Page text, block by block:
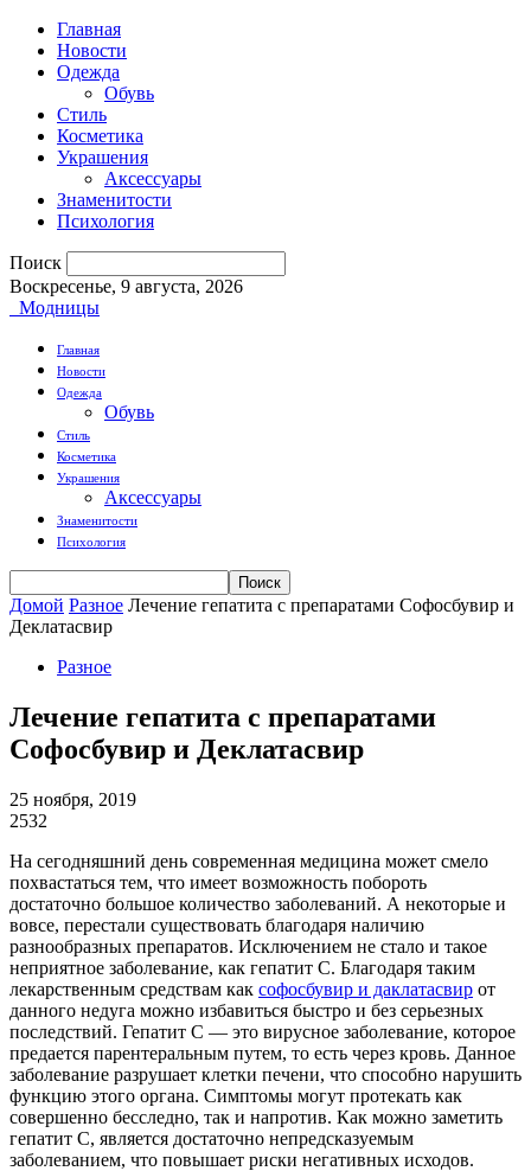
Главная
Новости
Одежда
Обувь
Стиль
Косметика
Украшения
Аксессуары
Знаменитости
Психология
Поиск
Воскресенье, 9 августа, 2026
Модницы
Главная
Новости
Одежда
Обувь
Стиль
Косметика
Украшения
Аксессуары
Знаменитости
Психология
Домой Разное Лечение гепатита с препаратами Софосбувир и
Деклатасвир
Разное
Лечение гепатита с препаратами
Софосбувир и Деклатасвир
25 ноября, 2019
2532
На сегодняшний день современная медицина может смело
похвастаться тем, что имеет возможность побороть
достаточно большое количество заболеваний. А некоторые и
вовсе, перестали существовать благодаря наличию
разнообразных препаратов. Исключением не стало и такое
неприятное заболевание, как гепатит С. Благодаря таким
лекарственным средствам как софосбувир и даклатасвир от
данного недуга можно избавиться быстро и без серьезных
последствий. Гепатит С — это вирусное заболевание, которое
предается парентеральным путем, то есть через кровь. Данное
заболевание разрушает клетки печени, что способно нарушить
функцию этого органа. Симптомы могут протекать как
совершенно бесследно, так и напротив. Как можно заметить
гепатит С, является достаточно непредсказуемым
заболеванием, что повышает риски негативных исходов.